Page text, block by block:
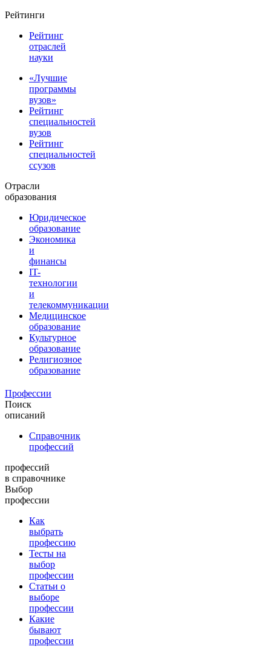
Рейтинги
Рейтинг
отраслей
науки
«Лучшие
программы
вузов»
Рейтинг
специальностей
вузов
Рейтинг
специальностей
ссузов
Отрасли
образования
Юридическое
образование
Экономика
и
финансы
IT-
технологии
и
телекоммуникации
Медицинское
образование
Культурное
образование
Религиозное
образование
Профессии
Поиск
описаний
Справочник
профессий
профессий
в справочнике
Выбор
профессии
Как
выбрать
профессию
Тесты на
выбор
профессии
Статьи о
выборе
профессии
Какие
бывают
профессии